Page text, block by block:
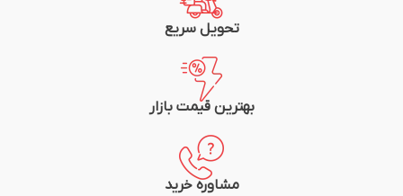
گارانتی: یک سال
تحویل سریع
بهترین قیمت بازار
مشاوره خرید